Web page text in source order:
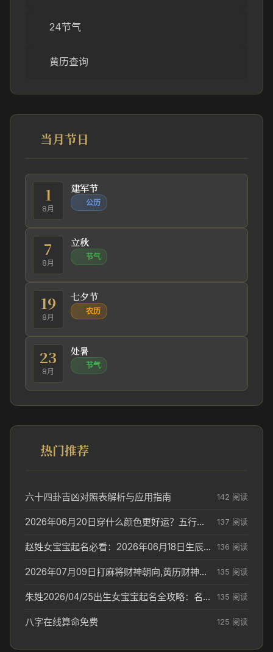
24节气
黄历查询
当月节日
1
8月
建军节
公历
7
8月
立秋
节气
19
8月
七夕节
农历
23
8月
处暑
节气
热门推荐
六十四卦吉凶对照表解析与应用指南 142 阅读
2026年06月20日穿什么颜色更好运？五行来解答 137 阅读
赵姓女宝宝起名必看：2026年06月18日生辰八字喜用神与取名建议 136 阅读
2026年07月09日打麻将财神朝向,黄历财神方位查询 135 阅读
朱姓2026/04/25出生女宝宝起名全攻略：名字推荐与禁忌字分析 135 阅读
八字在线算命免费 125 阅读